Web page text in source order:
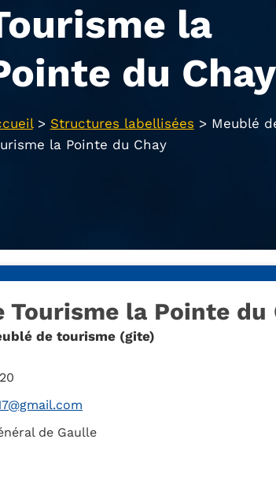
la
du Chay
> Structures labellisées > Meublé
la Pointe du Chay
Tourisme la Pointe du
de tourisme (gite)
de Gaulle